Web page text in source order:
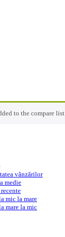
to the compare list
vânzărilor
medie
mic la mare
mare la mic